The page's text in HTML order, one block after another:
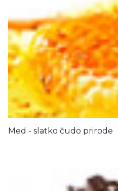
Med - slatko čudo prirode